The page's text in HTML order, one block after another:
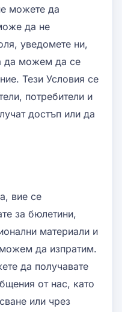
можете да
да не
уведомете ни,
да можем да се
Тези Условия се
потребители и
достъп или да
вие се
за бюлетини,
материали и
да изпратим.
да получавате
от нас, като
или чрез